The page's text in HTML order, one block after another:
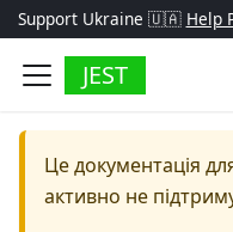
Support Ukraine 🇺🇦 Help
JEST
Це документація
активно не